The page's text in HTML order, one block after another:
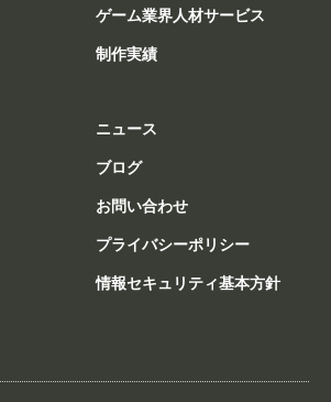
ゲーム業界人材サービス
制作実績
ニュース
ブログ
お問い合わせ
プライバシーポリシー
情報セキュリティ基本方針